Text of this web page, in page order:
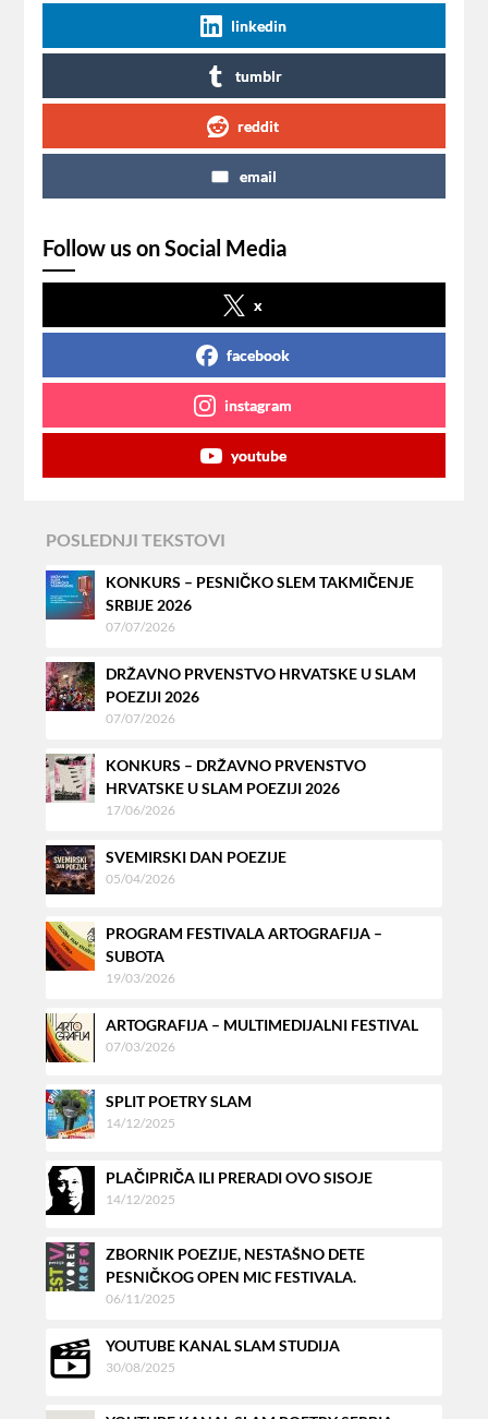
linkedin
tumblr
reddit
email
Follow us on Social Media
x
facebook
instagram
youtube
POSLEDNJI TEKSTOVI
KONKURS – PESNIČKO SLEM TAKMIČENJE
SRBIJE 2026
07/07/2026
DRŽAVNO PRVENSTVO HRVATSKE U SLAM
POEZIJI 2026
07/07/2026
KONKURS – DRŽAVNO PRVENSTVO
HRVATSKE U SLAM POEZIJI 2026
17/06/2026
SVEMIRSKI DAN POEZIJE
05/04/2026
PROGRAM FESTIVALA ARTOGRAFIJA –
SUBOTA
19/03/2026
ARTOGRAFIJA – MULTIMEDIJALNI FESTIVAL
07/03/2026
SPLIT POETRY SLAM
14/12/2025
PLAČIPRIČA ILI PRERADI OVO SISOJE
14/12/2025
ZBORNIK POEZIJE, NESTAŠNO DETE
PESNIČKOG OPEN MIC FESTIVALA.
06/11/2025
YOUTUBE KANAL SLAM STUDIJA
30/08/2025